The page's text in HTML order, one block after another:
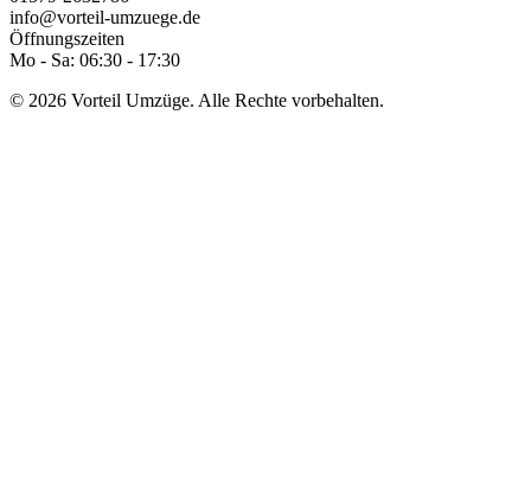
info@vorteil-umzuege.de
Öffnungszeiten
Mo - Sa: 06:30 - 17:30
© 2026 Vorteil Umzüge. Alle Rechte vorbehalten.